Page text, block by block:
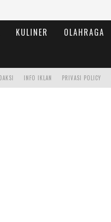
KULINER OLAHRAGA
PRIVASI POLICY
INFO IKLAN